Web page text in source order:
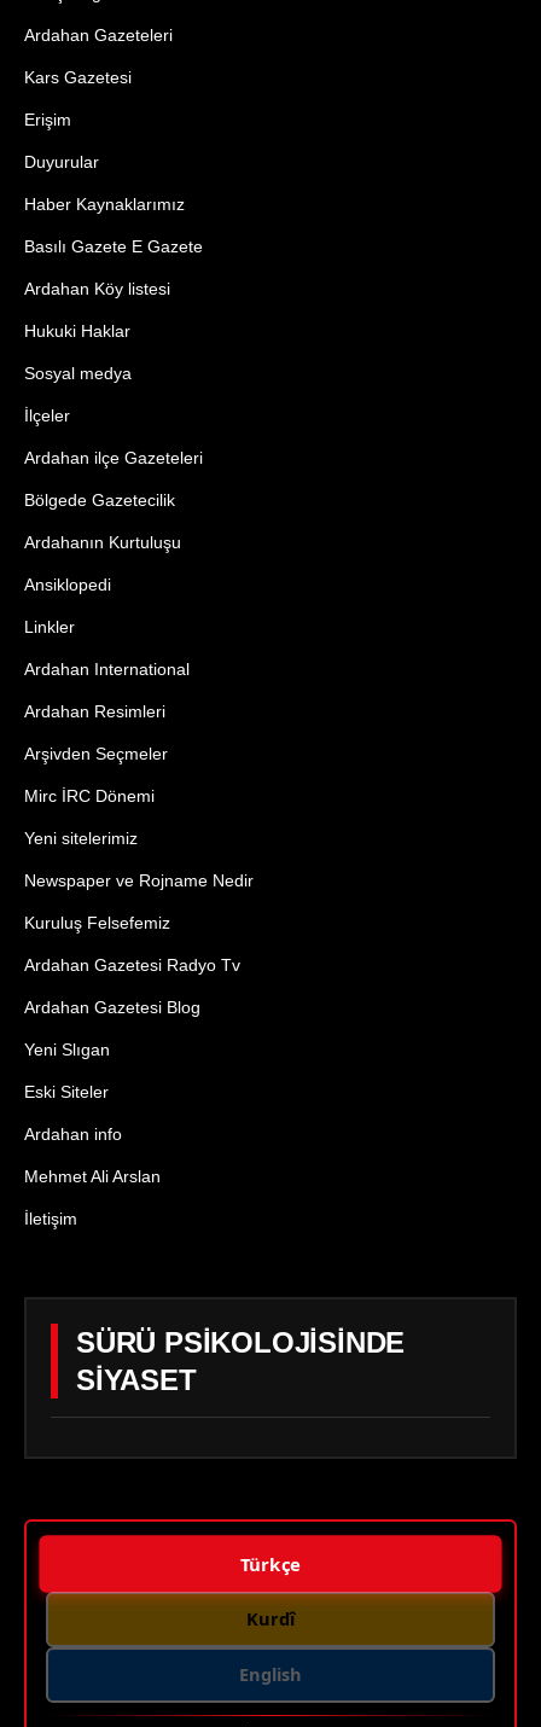
Ardahan Gazeteleri
Kars Gazetesi
Erişim
Duyurular
Haber Kaynaklarımız
Basılı Gazete E Gazete
Ardahan Köy listesi
Hukuki Haklar
Sosyal medya
İlçeler
Ardahan ilçe Gazeteleri
Bölgede Gazetecilik
Ardahanın Kurtuluşu
Ansiklopedi
Linkler
Ardahan International
Ardahan Resimleri
Arşivden Seçmeler
Mirc İRC Dönemi
Yeni sitelerimiz
Newspaper ve Rojname Nedir
Kuruluş Felsefemiz
Ardahan Gazetesi Radyo Tv
Ardahan Gazetesi Blog
Yeni Slıgan
Eski Siteler
Ardahan info
Mehmet Ali Arslan
İletişim
SÜRÜ PSİKOLOJİSİNDE
SİYASET
Türkçe
Kurdî
English